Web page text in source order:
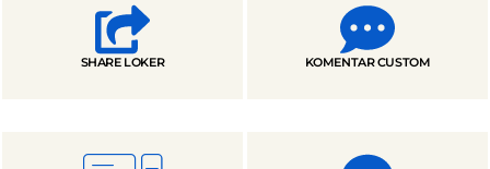
SHARE LOKER KOMENTAR CUSTOM